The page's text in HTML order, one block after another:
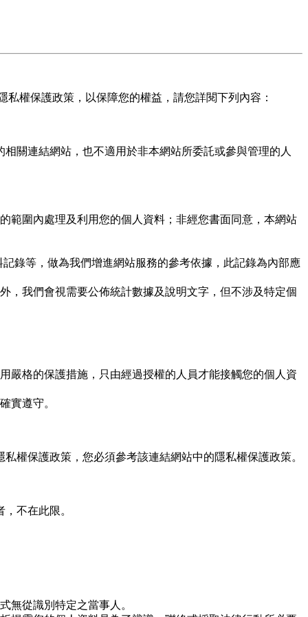
權保護政策，以保障您的權益，請您詳閱下列內容：
關連結網站，也不適用於非本網站所委託或參與管理的人
範圍內處理及利用您的個人資料；非經您書面同意，本網站
錄等，做為我們增進網站服務的參考依據，此記錄為內部應
，我們會視需要公佈統計數據及說明文字，但不涉及特定個
嚴格的保護措施，只由經過授權的人員才能接觸您的個人資
實遵守。
權保護政策，您必須參考該連結網站中的隱私權保護政策。
不在此限。
無從識別特定之當事人。